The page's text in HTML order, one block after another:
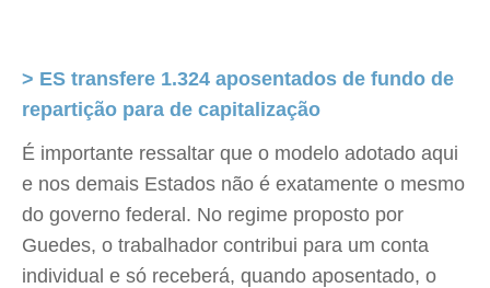
> ES transfere 1.324 aposentados de fundo de
repartição para de capitalização
É importante ressaltar que o modelo adotado aqui
e nos demais Estados não é exatamente o mesmo
do governo federal. No regime proposto por
Guedes, o trabalhador contribui para um conta
individual e só receberá, quando aposentado, o